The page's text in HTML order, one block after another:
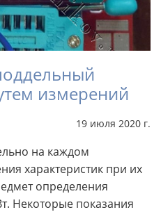
измерений
19 июля 2020 г.
на каждом
характеристик при их
определения
Некоторые показания